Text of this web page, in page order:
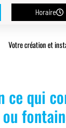
Horaire
Votre création et
ce qui